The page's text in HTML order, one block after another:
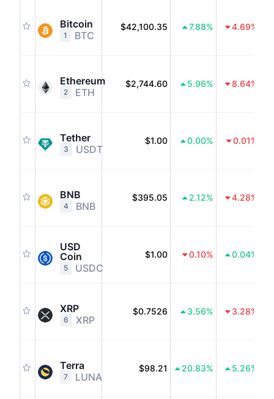
Bitcoin
1 BTC
$42,100.35 7.88% 4.69%
Ethereum
2 ETH
$2,744.60 5.96% 8.64%
Tether
3 USDT
$1.00 0.00% 0.01%
BNB
4 BNB
$395.05 2.12% 4.28%
USD
Coin
5 USDC
$1.00 0.10% 0.04%
XRP
6 XRP
$0.7526 3.56% 3.28%
Terra
7 LUNA
$98.21 20.83% 5.26%